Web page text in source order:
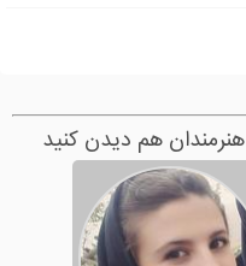
هم دیدن کنید